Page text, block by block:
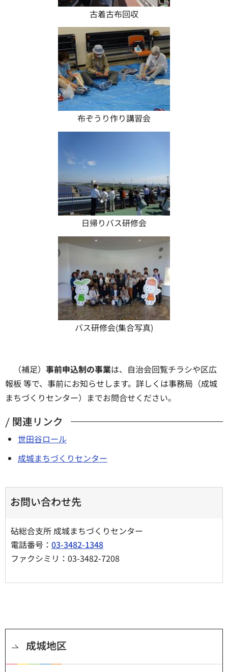
古着古布回収
布ぞうり作り講習会
日帰りバス研修会
バス研修会(集合写真)
（補足） 事前申込制の事業は、自治会回覧チラシや区広
報板 等で、事前にお知らせします。詳しくは事務局（成城
まちづくりセンター）までお問合せください。
関連リンク
世田谷ロール
成城まちづくりセンター
お問い合わせ先
砧総合支所 成城まちづくりセンター
電話番号： 03-3482-1348
ファクシミリ：03-3482-7208
成城地区